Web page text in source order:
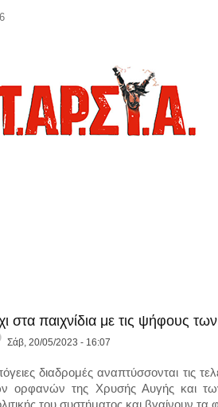
στα παιχνίδια με τις ψήφους
Σάβ, 20/05/2023 - 16:07
διαδρομές αναπτύσσονται τις
ορφανών της Χρυσής Αυγής και των
του συστήματος και βγαίνουν